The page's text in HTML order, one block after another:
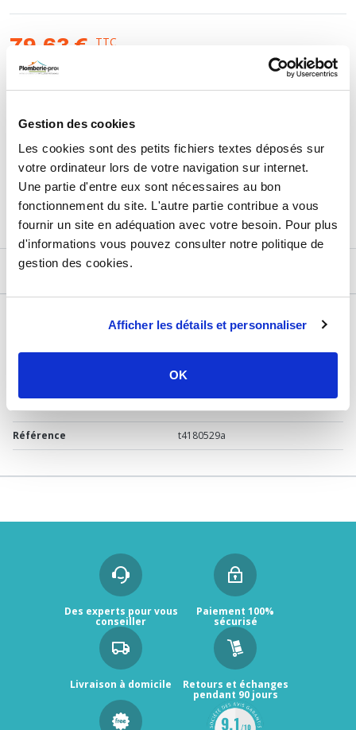
Gestion des cookies
Les cookies sont des petits fichiers textes déposés sur
votre ordinateur lors de votre navigation sur internet.
Une partie d'entre eux sont nécessaires au bon
fonctionnement du site. L'autre partie contribue a vous
fournir un site en adéquation avec votre besoin. Pour plus
d'informations vous pouvez consulter notre politique de
gestion des cookies.
Afficher les détails et personnaliser
OK
79,63 € TTC
66,36 €HT
Retours et échanges jusqu'à 90 jours
En savoir plus
DESCRIPTIF
Usage Vide
Tiemme
Garantie 2 ans
Référence t4180529a
Des experts pour vous
conseiller
Paiement 100%
sécurisé
Livraison à domicile Retours et échanges
pendant 90 jours